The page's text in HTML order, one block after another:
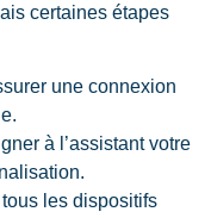
certaines étapes
une connexion
à l’assistant votre
tous les dispositifs